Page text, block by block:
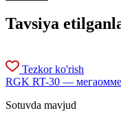
Tavsiya
Tezkor ko'rish
RGK RT-30 —
Sotuvda mavjud